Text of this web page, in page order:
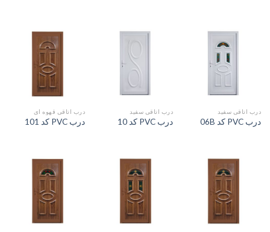
درب اتاقی سفید
درب PVC کد 06B
درب اتاقی سفید
درب PVC کد 10
درب اتاقی قهوه ای
درب PVC کد 101